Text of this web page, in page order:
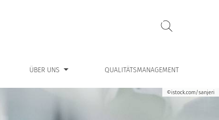
ÜBER UNS
für “Über uns” QUALITÄTSMANAGEMENT
©istock.com/sanjeri